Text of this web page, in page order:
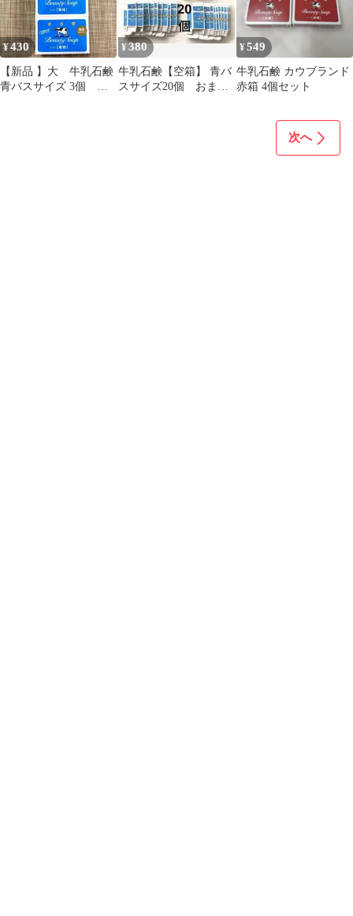
¥430
【新品 】大 牛乳石鹸
青バスサイズ 3個
¥380
牛乳石鹸【空箱】 青バ
スサイズ20個 おまけ
¥549
牛乳石鹸 カウブランド
赤箱 4個セット
次へ